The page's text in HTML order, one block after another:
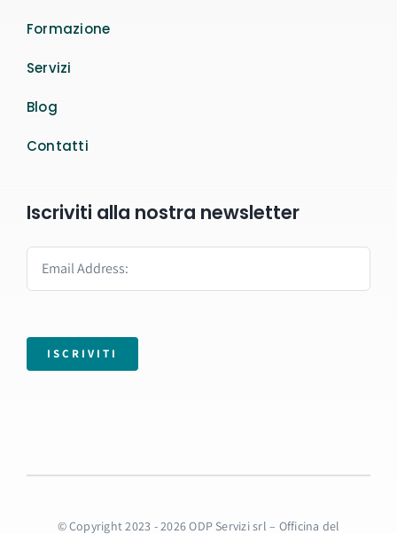
Formazione
Servizi
Blog
Contatti
Iscriviti alla nostra newsletter
ISCRIVITI
© Copyright 2023 - 2026 ODP Servizi srl – Officina del